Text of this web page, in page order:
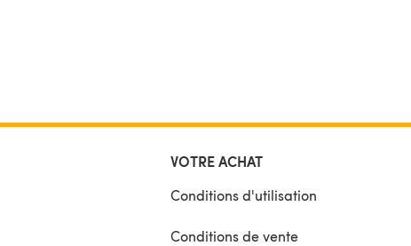
VOTRE ACHAT
Conditions d'utilisation
Conditions de vente